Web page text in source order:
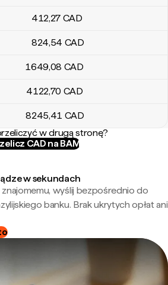
412,27 CAD
824,54 CAD
1649,08 CAD
4122,70 CAD
8245,41 CAD
w drugą stronę?
CAD na BAM
w sekundach
wyślij bezpośrednio do
banku. Brak ukrytych opłat ani